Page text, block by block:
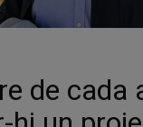
de cada